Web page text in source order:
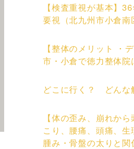
【検査重視が基本】
要視（北九州市小倉南
【整体のメリット ・
市・小倉で徳力整体院
どこに行く？ どんな
【体の歪み、崩れか
こり、腰痛、頭痛、
腫み・骨盤の太りと関